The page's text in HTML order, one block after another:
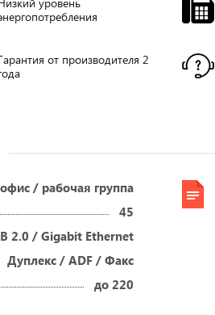
от производителя 2
/ рабочая группа
45
2.0 / Gigabit Ethernet
Дуплекс / ADF / Факс
до 220